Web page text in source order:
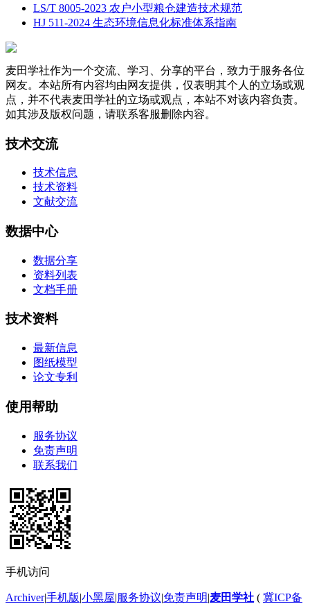
LS/T 8005-2023 农户小型粮仓建造技术规范
HJ 511-2024 生态环境信息化标准体系指南
麦田学社作为一个交流、学习、分享的平台，致力于服务各位
网友。本站所有内容均由网友提供，仅表明其个人的立场或观
点，并不代表麦田学社的立场或观点，本站不对该内容负责。
如其涉及版权问题，请联系客服删除内容。
技术交流
技术信息
技术资料
文献交流
数据中心
数据分享
资料列表
文档手册
技术资料
最新信息
图纸模型
论文专利
使用帮助
服务协议
免责声明
联系我们
手机访问
Archiver|手机版|小黑屋|服务协议|免责声明|麦田学社 ( 冀ICP备